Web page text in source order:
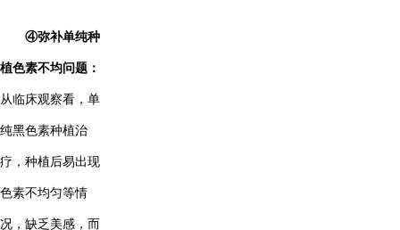
④弥补单纯种
植色素不均问题：
从临床观察看，单
纯黑色素种植治
疗，种植后易出现
色素不均匀等情
况，缺乏美感，而